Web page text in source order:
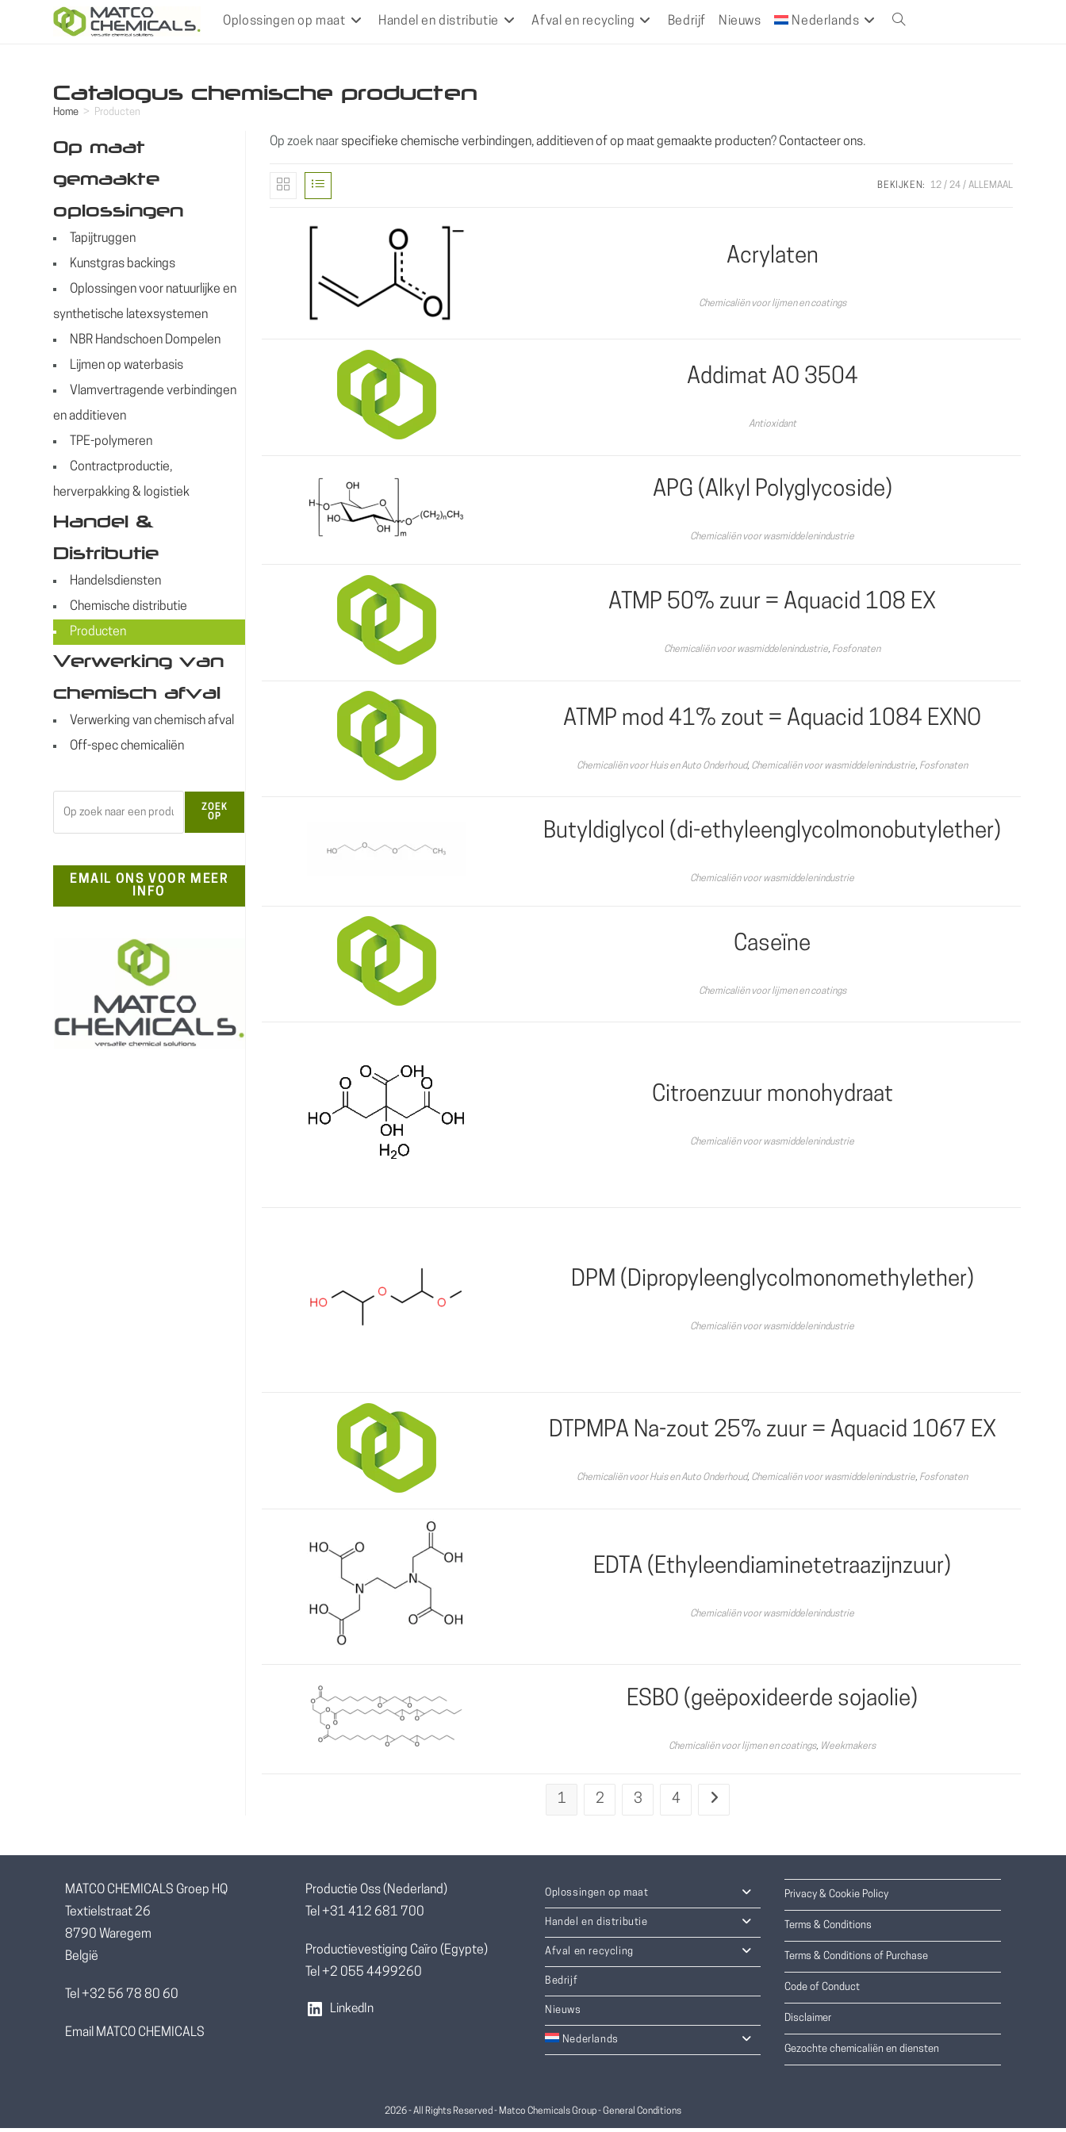
Oplossingen op maat Handel en distributie Afval en recycling Bedrijf Nieuws Nederlands Toggle
Catalogus chemische producten
Home > Producten
Op zoek naar specifieke chemische verbindingen, additieven of op maat gemaakte producten? Contacteer ons.
BEKIJKEN: 12 24 ALLEMAAL
Acrylaten
Chemicaliën voor lijmen en coatings
Addimat AO 3504
Antioxidant
APG (Alkyl Polyglycoside)
Chemicaliën voor wasmiddelenindustrie
ATMP 50% zuur = Aquacid 108 EX
Chemicaliën voor wasmiddelenindustrie, Fosfonaten
ATMP mod 41% zout = Aquacid 1084 EXNO
Chemicaliën voor Huis en Auto Onderhoud, Chemicaliën voor wasmiddelenindustrie, Fosfonaten
Butyldiglycol (di-ethyleenglycolmonobutylether)
Chemicaliën voor wasmiddelenindustrie
Caseïne
Chemicaliën voor lijmen en coatings
Citroenzuur monohydraat
Chemicaliën voor wasmiddelenindustrie
DPM (Dipropyleenglycolmonomethylether)
Chemicaliën voor wasmiddelenindustrie
DTPMPA Na-zout 25% zuur = Aquacid 1067 EX
Chemicaliën voor Huis en Auto Onderhoud, Chemicaliën voor wasmiddelenindustrie, Fosfonaten
EDTA (Ethyleendiaminetetraazijnzuur)
Chemicaliën voor wasmiddelenindustrie
ESBO (geëpoxideerde sojaolie)
Chemicaliën voor lijmen en coatings, Weekmakers
1 2 3 4
Op maat
gemaakte
oplossingen
Tapijtruggen
Kunstgras backings
Oplossingen voor natuurlijke en
synthetische latexsystemen
NBR Handschoen Dompelen
Lijmen op waterbasis
Vlamvertragende verbindingen
en additieven
TPE-polymeren
Contractproductie,
herverpakking & logistiek
Handel &
Distributie
Handelsdiensten
Chemische distributie
Producten
Verwerking van
chemisch afval
Verwerking van chemisch afval
Off-spec chemicaliën
ZOEK
OP
EMAIL ONS VOOR MEER
INFO
MATCO CHEMICALS Groep HQ
Textielstraat 26
8790 Waregem
België
Tel +32 56 78 80 60
Email MATCO CHEMICALS
Productie Oss (Nederland)
Tel +31 412 681 700
Productievestiging Caïro (Egypte)
Tel +2 055 4499260
LinkedIn
Oplossingen op maat
Handel en distributie
Afval en recycling
Bedrijf
Nieuws
Nederlands
Privacy & Cookie Policy
Terms & Conditions
Terms & Conditions of Purchase
Code of Conduct
Disclaimer
Gezochte chemicaliën en diensten
2026 - All Rights Reserved - Matco Chemicals Group -General Conditions